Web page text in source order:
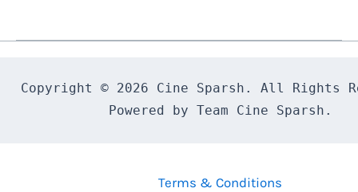
has
Copyright © 2026 Cine Sparsh. All Rights
Powered by Team Cine Sparsh.
Terms & Conditions